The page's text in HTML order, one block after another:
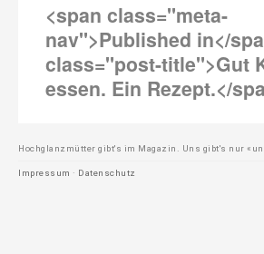
<span class="meta-
nav">Published in</
class="post-title">Gut
essen. Ein Rezept.</
Hochglanzmütter gibt's im Magazin. Uns gibt's nur
Impressum · Datenschutz